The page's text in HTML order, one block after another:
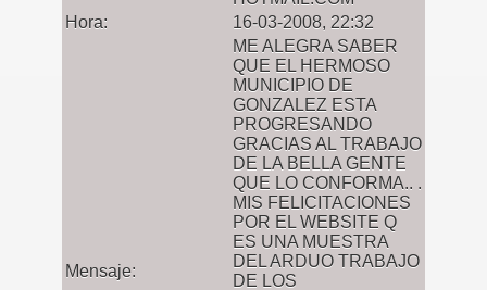
Hora:
16-03-2008, 22:32
Mensaje:
ME ALEGRA SABER
QUE EL HERMOSO
MUNICIPIO DE
GONZALEZ ESTA
PROGRESANDO
GRACIAS AL TRABAJO
DE LA BELLA GENTE
QUE LO CONFORMA.. .
MIS FELICITACIONES
POR EL WEBSITE Q
ES UNA MUESTRA
DEL ARDUO TRABAJO
DE LOS